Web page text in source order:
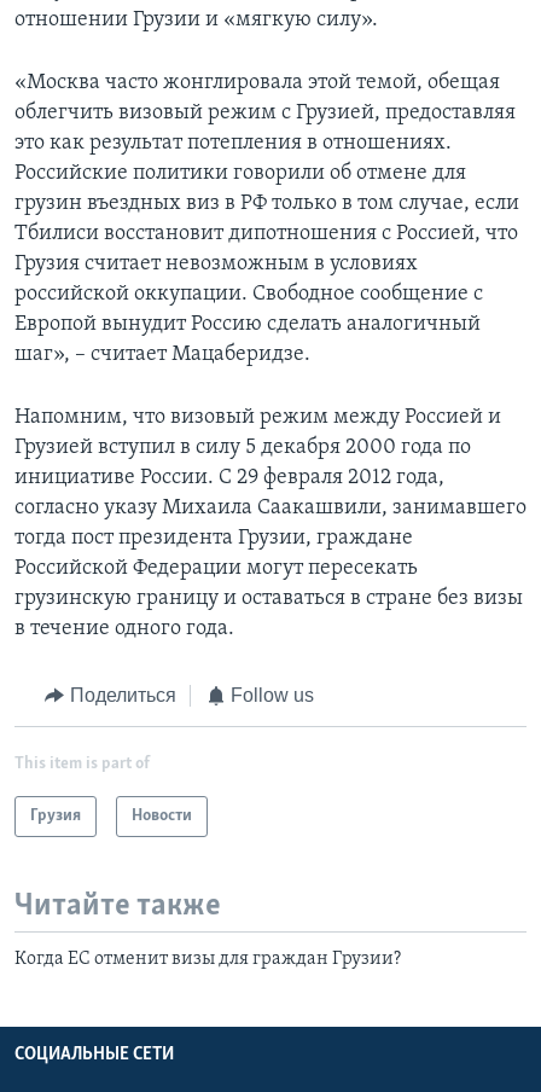
отношении Грузии и «мягкую силу».
«Москва часто жонглировала этой темой, обещая
облегчить визовый режим с Грузией, предоставляя
это как результат потепления в отношениях.
Российские политики говорили об отмене для
грузин въездных виз в РФ только в том случае, если
Тбилиси восстановит дипотношения с Россией, что
Грузия считает невозможным в условиях
российской оккупации. Свободное сообщение с
Европой вынудит Россию сделать аналогичный
шаг», – считает Мацаберидзе.
Напомним, что визовый режим между Россией и
Грузией вступил в силу 5 декабря 2000 года по
инициативе России. С 29 февраля 2012 года,
согласно указу Михаила Саакашвили, занимавшего
тогда пост президента Грузии, граждане
Российской Федерации могут пересекать
грузинскую границу и оставаться в стране без визы
в течение одного года.
Поделиться Follow us
This item is part of
Грузия Новости
Читайте также
Когда ЕС отменит визы для граждан Грузии?
СОЦИАЛЬНЫЕ СЕТИ